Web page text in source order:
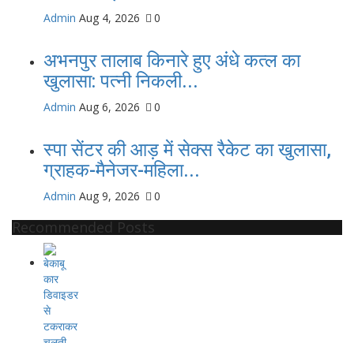
Admin Aug 4, 2026 0
अभनपुर तालाब किनारे हुए अंधे कत्ल का
खुलासा: पत्नी निकली...
Admin Aug 6, 2026 0
स्पा सेंटर की आड़ में सेक्स रैकेट का खुलासा,
ग्राहक-मैनेजर-महिला...
Admin Aug 9, 2026 0
Recommended Posts